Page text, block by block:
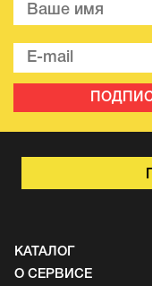
КАТАЛОГ
О СЕРВИСЕ